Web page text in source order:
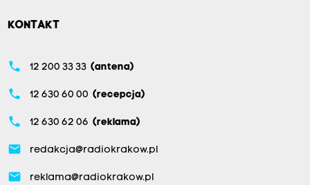
KONTAKT
phone 12 200 33 33 (antena)
phone 12 630 60 00 (recepcja)
phone 12 630 62 06 (reklama)
email redakcja@radiokrakow.pl
email reklama@radiokrakow.pl